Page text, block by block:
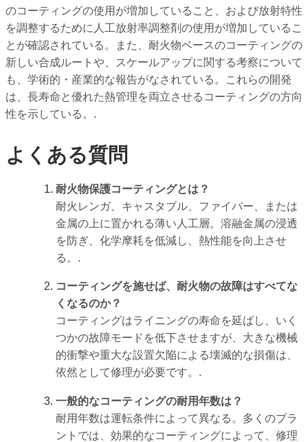
のコーティングの使用が増加していること、および放射特性
を調整するために人工放射率調整剤の使用が増加しているこ
とが確認されている。また、耐火物ベースのコーティングの
新しい合成ルートや、スケールアップに関する考察について
も、学術的・産業的な報告がなされている。これらの開発
は、長寿命と優れた熱管理を両立させるコーティングの方向
性を示している。.
よくある質問
耐火物保護コーティングとは？
耐火レンガ、キャスタブル、ファイバー、または
金属の上に置かれる薄い人工層。溶融金属の浸透
を防ぎ、化学摩耗を低減し、熱性能を向上させ
る。.
コーティングを施せば、耐火物の故障はすべてな
くなるのか？
コーティングはライニングの寿命を延ばし、いく
つかの故障モードを低下させますが、大きな機械
的衝撃や重大な設置欠陥による壊滅的な損傷は、
依然として修理が必要です。.
一般的なコーティングの耐用年数は？
耐用年数は運転条件によって異なる。多くのプラ
ントでは、効果的なコーティングによって、修理